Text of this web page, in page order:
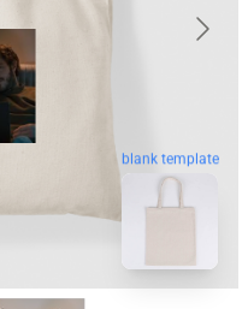
blank template